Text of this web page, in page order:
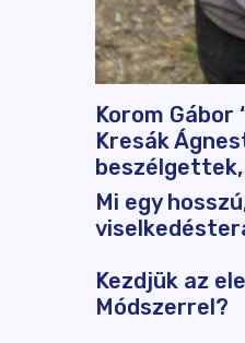
Korom
Kresák
Mi egy
Kezdjük az
Módszerrel?